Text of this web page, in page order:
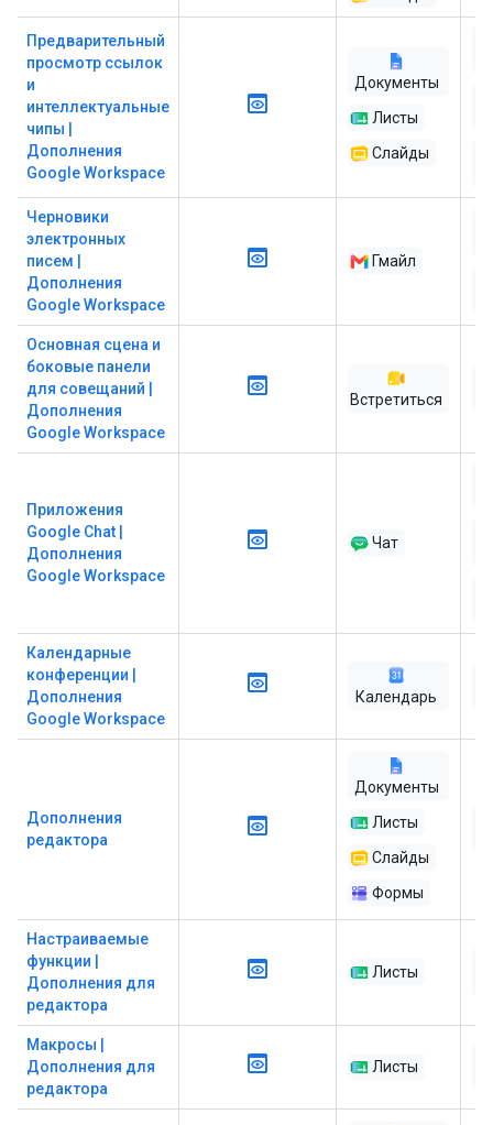
Предварительный
просмотр ссылок
и
интеллектуальные
чипы |
Дополнения
Google Workspace
Документы
Листы
Слайды
Черновики
электронных
писем |
Дополнения
Google Workspace
Гмайл
Основная сцена и
боковые панели
для совещаний |
Дополнения
Google Workspace
Встретиться
Приложения
Google Chat |
Дополнения
Google Workspace
Чат
Календарные
конференции |
Дополнения
Google Workspace
Календарь
Дополнения
редактора
Документы
Листы
Слайды
Формы
Настраиваемые
функции |
Дополнения для
редактора
Листы
Макросы |
Дополнения для
редактора
Листы